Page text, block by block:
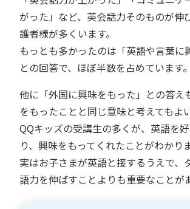
がった」など、英会話力そのものが伸
護者様が多くいます。
もっとも多かったのは「英語や言葉に
との回答で、ほぼ半数を占めています。
他に「外国に興味をもった」との答え
をもったことと同じ意味と考えてもよ
QQキッズの受講生の多くが、英語を
り、興味をもってくれたことがわかりま
実はお子さまが英語と接するうえで、
語力を伸ばすことよりも重要なことが